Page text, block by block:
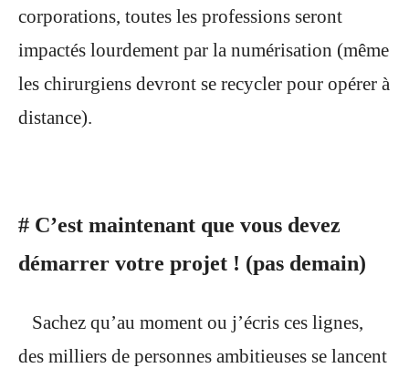
corporations, toutes les professions seront
impactés lourdement par la numérisation (même
les chirurgiens devront se recycler pour opérer à
distance).
# C’est maintenant que vous devez
démarrer votre projet ! (pas demain)
Sachez qu’au moment ou j’écris ces lignes,
des milliers de personnes ambitieuses se lancent